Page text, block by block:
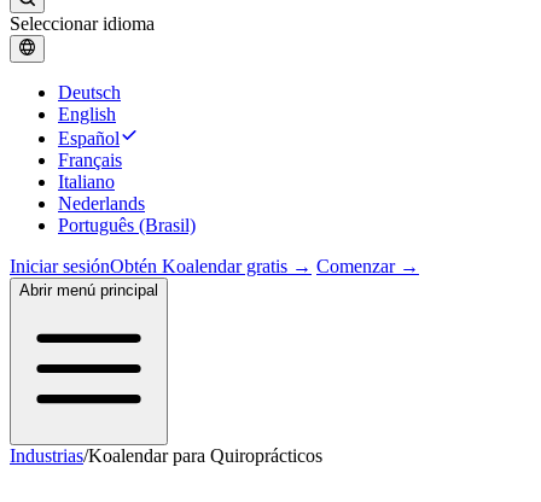
Seleccionar idioma
Deutsch
English
Español
Français
Italiano
Nederlands
Português (Brasil)
Iniciar sesiónObtén Koalendar gratis → Comenzar →
Abrir menú principal
Industrias/Koalendar para Quiroprácticos